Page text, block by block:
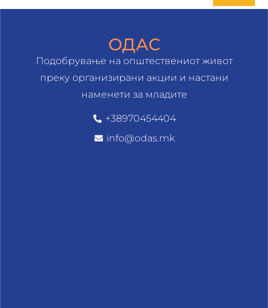
ОДАС
Подобрување на општествениот живот
преку организирани акции и настани
наменети за младите
+38970454404
info@odas.mk